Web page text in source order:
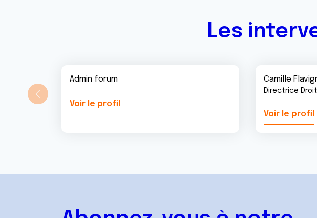
Les
Admin forum
Voir le profil
Camille
Directrice
Voir le profil